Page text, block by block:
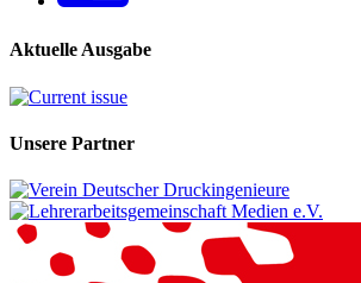
Aktuelle Ausgabe
Unsere Partner